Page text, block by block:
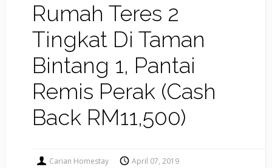
Rumah Teres 2
Tingkat Di Taman
Bintang 1, Pantai
Remis Perak (Cash
Back RM11,500)
Carian Homestay April 07, 2019